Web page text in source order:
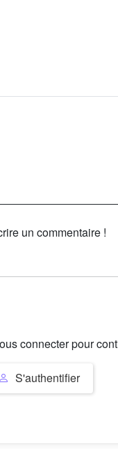
un commentaire !
connecter pour
S'authentifier